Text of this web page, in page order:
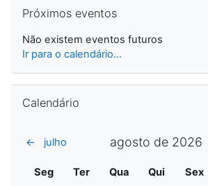
Próximos eventos
Não existem eventos futuros
Ir para o calendário...
Calendário
← julho agosto de 2026
Segunda
Seg Terça
Ter Quarta
Qua Quinta
Qui Sexta
Sex